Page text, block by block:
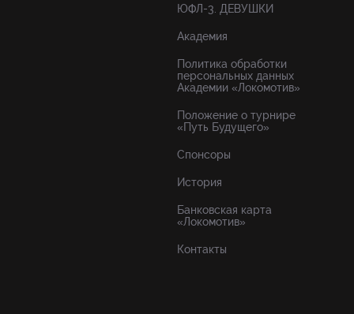
ЮФЛ-3. ДЕВУШКИ
Академия
Политика обработки
персональных данных
Академии «Локомотив»
Положение о турнире
«Путь Будущего»
Спонсоры
История
Банковская карта
«Локомотив»
Контакты